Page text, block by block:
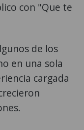
con "Que te
de los
en una sola
cargada